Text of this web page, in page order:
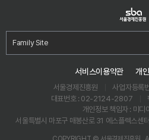
Family Site
서비스이용약관 개
서울경제진흥원
사업자등
대표번호 : 02-2124-2807
개인정보 책임자 : 미디
서울특별시 마포구 매봉산로 31 에스플렉스센